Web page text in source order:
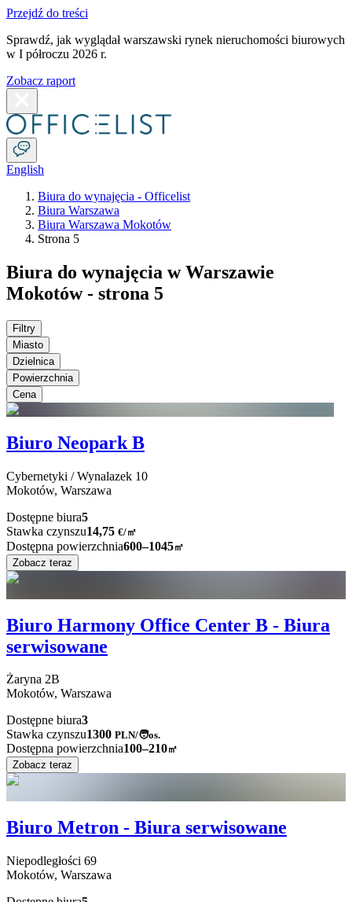
Przejdź do treści
Sprawdź, jak wyglądał warszawski rynek nieruchomości biurowych
w I półroczu 2026 r.
Zobacz raport
English
Biura do wynajęcia - Officelist
Biura Warszawa
Biura Warszawa Mokotów
Strona 5
Biura do wynajęcia w Warszawie
Mokotów - strona 5
Filtry
Miasto
Dzielnica
Powierzchnia
Cena
Biuro Neopark B
Cybernetyki / Wynalazek 10
Mokotów, Warszawa
Dostępne biura5
Stawka czynszu14,75 €/㎡
Dostępna powierzchnia600–1045㎡
Zobacz teraz
Biuro Harmony Office Center B - Biura
serwisowane
Żaryna 2B
Mokotów, Warszawa
Dostępne biura3
Stawka czynszu1300 PLN/🧑os.
Dostępna powierzchnia100–210㎡
Zobacz teraz
Biuro Metron - Biura serwisowane
Niepodległości 69
Mokotów, Warszawa